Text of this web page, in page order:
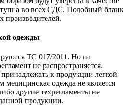
во всех СДС. Подобный бланк
производителей.
одежды
ТС 017/2011. Но на
не распространяется.
к продукции легкой
одежда не является
другие техрегламенты не
продукции.